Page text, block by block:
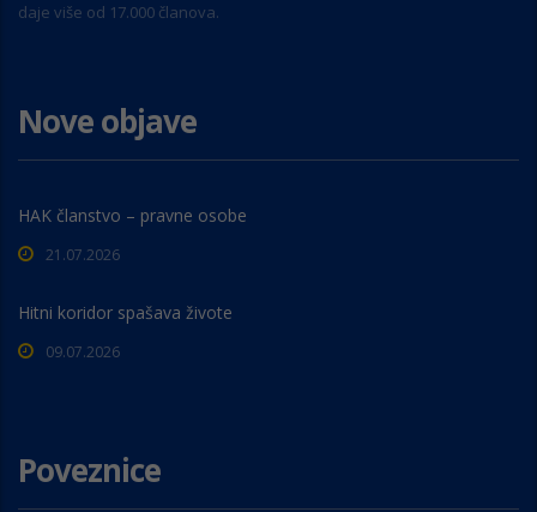
daje više od 17.000 članova.
Nove objave
HAK članstvo – pravne osobe
21.07.2026
Hitni koridor spašava živote
09.07.2026
Poveznice